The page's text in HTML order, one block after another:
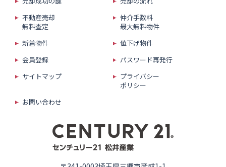
不動産売却
無料査定
仲介手数料
最大無料物件
新着物件
値下げ物件
会員登録
パスワード再発行
サイトマップ
プライバシー
ポリシー
お問い合わせ